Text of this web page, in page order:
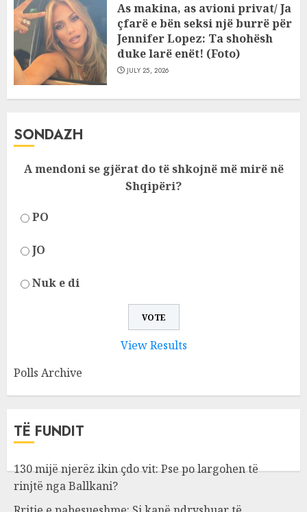
As makina, as avioni privat/ Ja
çfarë e bën seksi një burrë për
Jennifer Lopez: Ta shohësh
duke larë enët! (Foto)
JULY 25, 2026
SONDAZH
A mendoni se gjërat do të shkojnë më mirë në
Shqipëri?
PO
JO
Nuk e di
View Results
Polls Archive
TË FUNDIT
130 mijë njerëz ikin çdo vit: Pse po largohen të
rinjtë nga Ballkani?